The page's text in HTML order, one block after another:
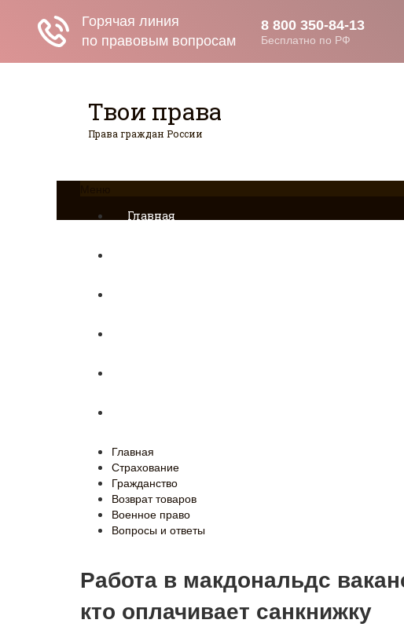
Твои права
Права граждан России
Главная
Главная
Страхование
Гражданство
Возврат товаров
Военное право
Вопросы и ответы
Работа в макдональдс
кто оплачивает санкнижку